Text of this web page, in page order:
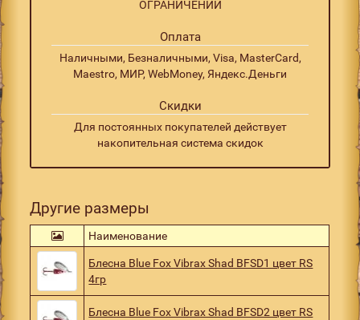
ОГРАНИЧЕНИЙ
Оплата
Наличными, Безналичными, Visa, MasterCard,
Maestro, МИР, WebMoney, Яндекс.Деньги
Скидки
Для постоянных покупателей действует
накопительная система скидок
Другие размеры
Наименование
Блесна Blue Fox Vibrax Shad BFSD1 цвет RS
4гр
Блесна Blue Fox Vibrax Shad BFSD2 цвет RS